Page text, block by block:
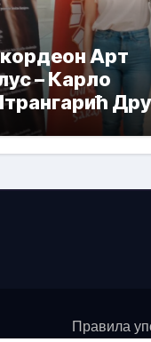
Арт
– Карло
Правила